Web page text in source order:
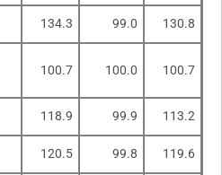
134.3 99.0 130.8
100.7 100.0 100.7
118.9 99.9 113.2
120.5 99.8 119.6